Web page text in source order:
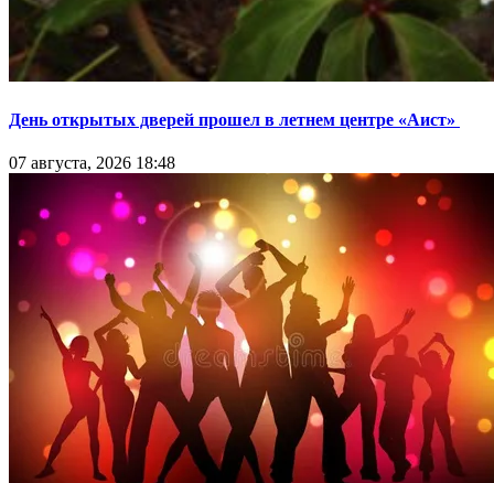
День открытых дверей прошел в летнем центре «Аист»
07 августа, 2026 18:48